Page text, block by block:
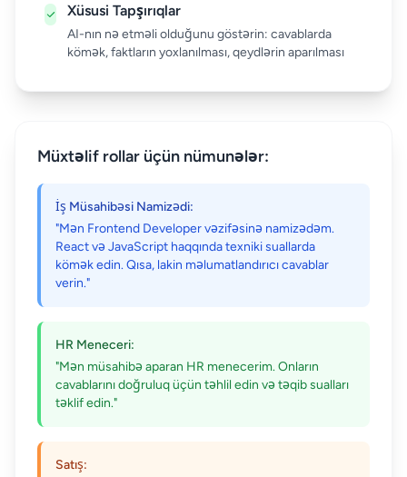
Xüsusi Tapşırıqlar
AI-nın nə etməli olduğunu göstərin: cavablarda
kömək, faktların yoxlanılması, qeydlərin aparılması
Müxtəlif rollar üçün nümunələr:
İş Müsahibəsi Namizədi:
"Mən Frontend Developer vəzifəsinə namizədəm.
React və JavaScript haqqında texniki suallarda
kömək edin. Qısa, lakin məlumatlandırıcı cavablar
verin."
HR Meneceri:
"Mən müsahibə aparan HR menecerim. Onların
cavablarını doğruluq üçün təhlil edin və təqib sualları
təklif edin."
Satış: